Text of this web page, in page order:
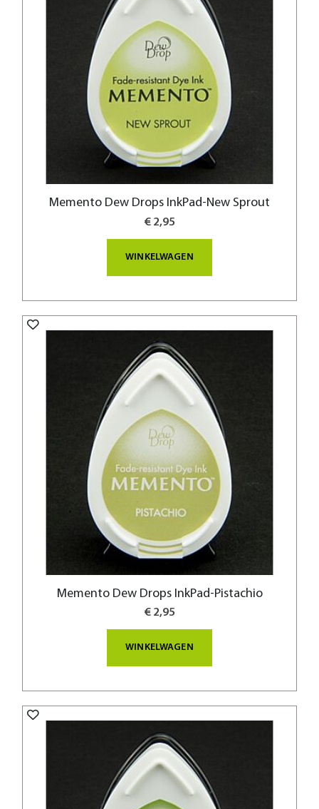
Memento Dew Drops InkPad-New Sprout
€ 2,95
WINKELWAGEN
Memento Dew Drops InkPad-Pistachio
€ 2,95
WINKELWAGEN